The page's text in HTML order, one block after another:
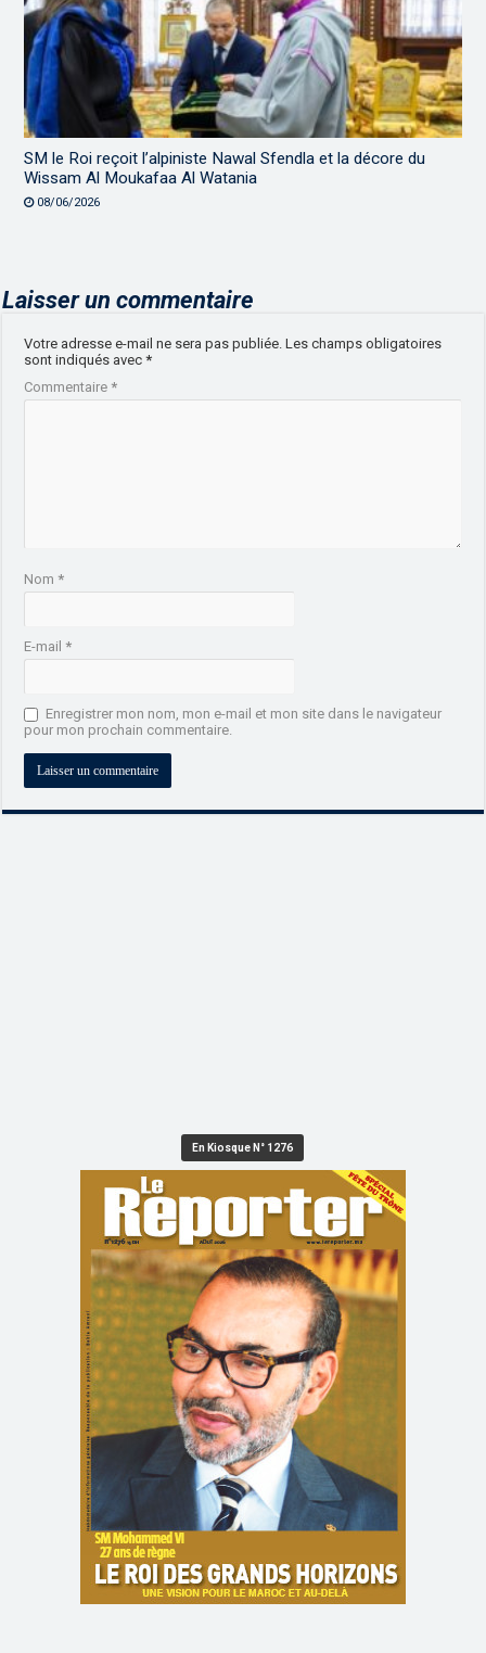
SM le Roi reçoit l’alpiniste Nawal Sfendla et la décore du
Wissam Al Moukafaa Al Watania
08/06/2026
Laisser un commentaire
Votre adresse e-mail ne sera pas publiée. Les champs obligatoires
sont indiqués avec*
Commentaire*
Nom*
E-mail*
Enregistrer mon nom, mon e-mail et mon site dans le navigateur
pour mon prochain commentaire.
En Kiosque N° 1276